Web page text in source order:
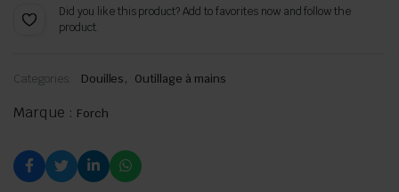
Did you like this product? Add to favorites now and follow the
product.
Categories: Douilles, Outillage à mains
Marque : Forch